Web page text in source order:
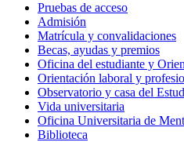
Pruebas de acceso
Admisión
Matrícula y convalidaciones
Becas, ayudas y premios
Oficina del estudiante y
Orientación laboral y
Observatorio y casa del
Vida universitaria
Oficina Universitaria de
Biblioteca